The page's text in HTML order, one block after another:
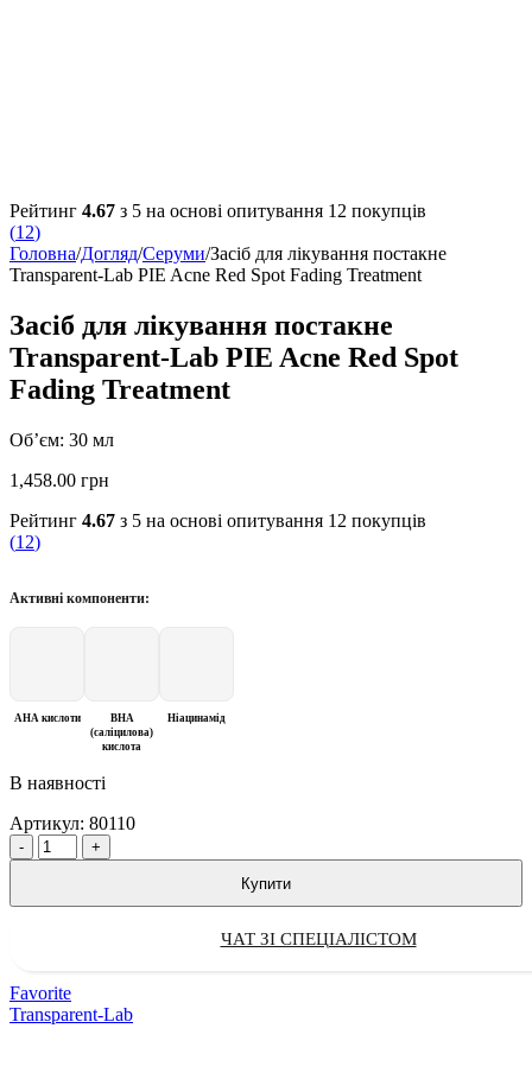
Рейтинг 4.67 з 5 на основі опитування 12 покупців
(12)
Головна/Догляд/Серуми/Засіб для лікування постакне
Transparent-Lab PIE Acne Red Spot Fading Treatment
Засіб для лікування постакне
Transparent-Lab PIE Acne Red Spot
Fading Treatment
Об’єм: 30 мл
1,458.00 грн
Рейтинг 4.67 з 5 на основі опитування 12 покупців
(12)
Активні компоненти:
AHA кислоти
BHA
(саліцилова)
кислота
Ніацинамід
В наявності
Артикул: 80110
Quantity
Купити
ЧАТ ЗІ СПЕЦІАЛІСТОМ
Favorite
Transparent-Lab